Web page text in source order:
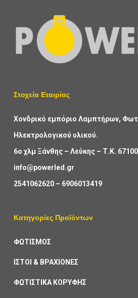
Στοχεία Εταιρίας
Χονδρικό εμπόριο Λαμπτήρων,
Ηλεκτρολογικού υλικού.
6ο χλμ Ξάνθης – Λεύκης – Τ.Κ. 67100
info@powerled.gr
2541062620– 6906013419
Κατηγορίες Προϊόντων
ΦΩΤΙΣΜΟΣ
ΙΣΤΟΙ & ΒΡΑΧΙΟΝΕΣ
ΦΩΤΙΣΤΙΚΑ ΚΟΡΥΦΗΣ